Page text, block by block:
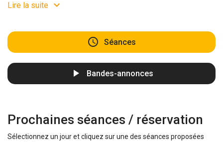
Lire la suite
Séances
Bandes-annonces
Prochaines séances / réservation
Sélectionnez un jour et cliquez sur une des séances proposées